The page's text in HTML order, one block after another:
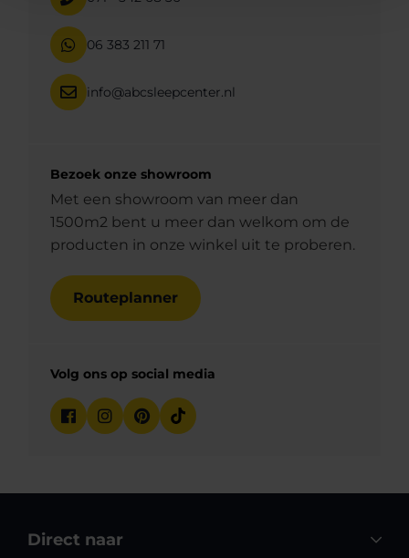
06 383 211 71
info@abcsleepcenter.nl
Bezoek onze showroom
Met een showroom van meer dan
1500m2 bent u meer dan welkom om de
producten in onze winkel uit te proberen.
Routeplanner
Volg ons op social media
Direct naar